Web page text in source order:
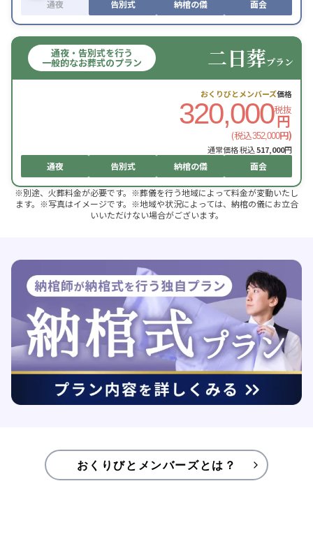
通夜 告別式 納棺の儀 面会
通夜・告別式を行う
一般的なお葬式のプラン 二日葬プラン
おくりびとメンバーズ価格
320,000税抜
円
(税込352,000円)
通常価格 税込517,000円
通夜 告別式 納棺の儀 面会
※別途、火葬料金が必要です。※葬儀を行う地域によって料金が変動いたし
ます。※写真はイメージです。※地域や状況によっては、納棺の儀にお立合
いいただけない場合がございます。
おくりびとメンバーズとは？